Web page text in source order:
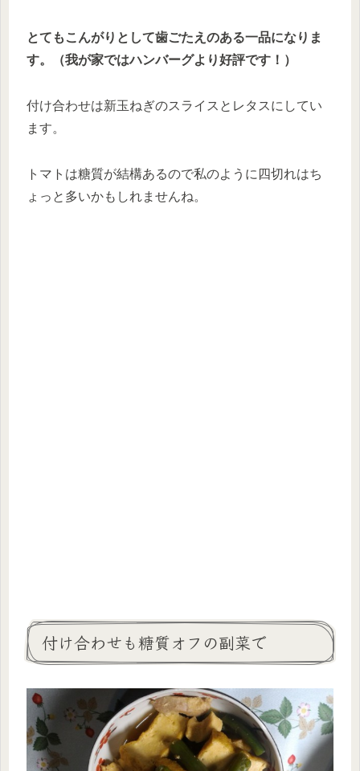
とてもこんがりとして歯ごたえのある一品になりま
す。（我が家ではハンバーグより好評です！）
付け合わせは新玉ねぎのスライスとレタスにしてい
ます。
トマトは糖質が結構あるので私のように四切れはち
ょっと多いかもしれませんね。
付け合わせも糖質オフの副菜で